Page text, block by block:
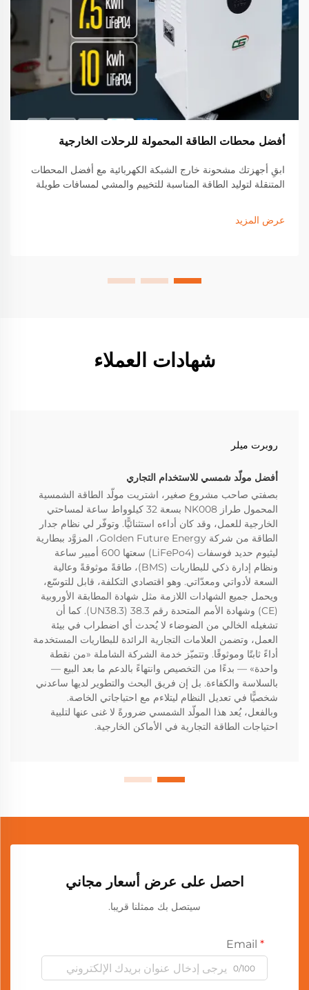
أفضل محطات الطاقة المحمولة للرحلات الخارجية
ابقِ أجهزتك مشحونة خارج الشبكة الكهربائية مع أفضل المحطات
المتنقلة لتوليد الطاقة المناسبة للتخييم والمشي لمسافات طويلة
والطرازات ذات العمر الطويل التي يثق بها محبو الأنشطة الخارجية.
ابحث عن الموديل المثالي لك اليوم.
عرض المزيد
شهادات العملاء
روبرت ميلر
أفضل مولّد شمسي للاستخدام التجاري
بصفتي صاحب مشروع صغير، اشتريت مولّد الطاقة الشمسية
المحمول طراز NK008 بسعة 32 كيلوواط ساعة لمساحتي
الخارجية للعمل، وقد كان أداءه استثنائيًّا. وتوفّر لي نظام جدار
الطاقة من شركة Golden Future Energy، المزوَّد ببطارية
ليثيوم حديد فوسفات (LiFePo4) سعتها 600 أمبير ساعة
ونظام إدارة ذكي للبطاريات (BMS)، طاقةً موثوقةً وعالية
السعة لأدواتي ومعدّاتي. وهو اقتصادي التكلفة، قابل للتوسّع،
ويحمل جميع الشهادات اللازمة مثل شهادة المطابقة الأوروبية
(CE) وشهادة الأمم المتحدة رقم 38.3 (UN38.3). كما أن
تشغيله الخالي من الضوضاء لا يُحدث أي اضطراب في بيئة
العمل، وتضمن العلامات التجارية الرائدة للبطاريات المستخدمة
أداءً ثابتًا وموثوقًا. وتتميّز خدمة الشركة الشاملة «من نقطة
واحدة» — بدءًا من التخصيص وانتهاءً بالدعم ما بعد البيع —
بالسلاسة والكفاءة. بل إن فريق البحث والتطوير لديها ساعدني
شخصيًّا في تعديل النظام ليتلاءم مع احتياجاتي الخاصة.
وبالفعل، يُعد هذا المولّد الشمسي ضرورةً لا غنى عنها لتلبية
احتياجات الطاقة التجارية في الأماكن الخارجية.
احصل على عرض أسعار مجاني
سيتصل بك ممثلنا قريبا.
0/100